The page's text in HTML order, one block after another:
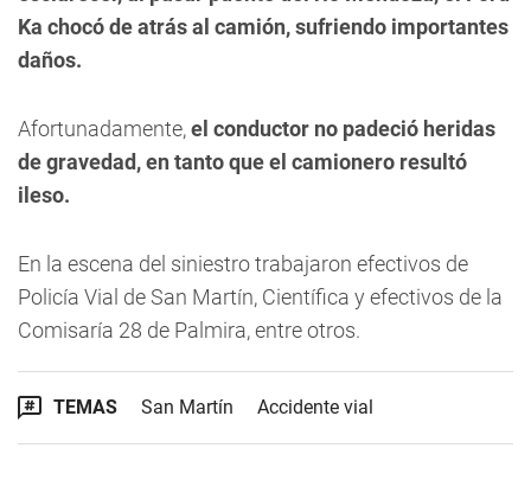
Ka chocó de atrás al camión, sufriendo importantes
daños.
Afortunadamente,el conductor no padeció heridas
de gravedad, en tanto que el camionero resultó
ileso.
En la escena del siniestro trabajaron efectivos de
Policía Vial de San Martín, Científica y efectivos de la
Comisaría 28 de Palmira, entre otros.
TEMAS San Martín Accidente vial